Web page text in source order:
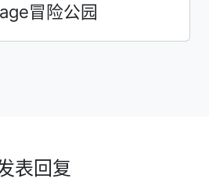
冒险公园
表回复